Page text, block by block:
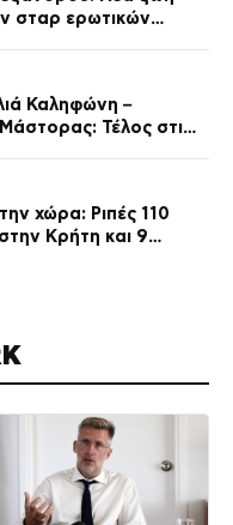
σταρ ερωτικών
Καληφώνη –
Τέλος στις
χώρα: Ριπές 110
Κρήτη και 9